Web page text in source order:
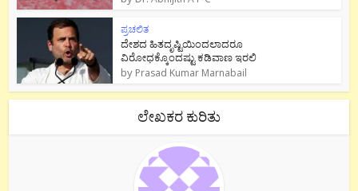
ಪ್ರಚಲಿತ
ದೇಶದ ಹಿತದೃಷ್ಟಿಯಿಂದಲಾದರೂ
ವಿರೋಧಕ್ಕೊಂದಷ್ಟು ಕಡಿವಾಣ ಇರಲಿ
by Prasad Kumar Marnabail
ಲೇಖಕರ ಕುರಿತು